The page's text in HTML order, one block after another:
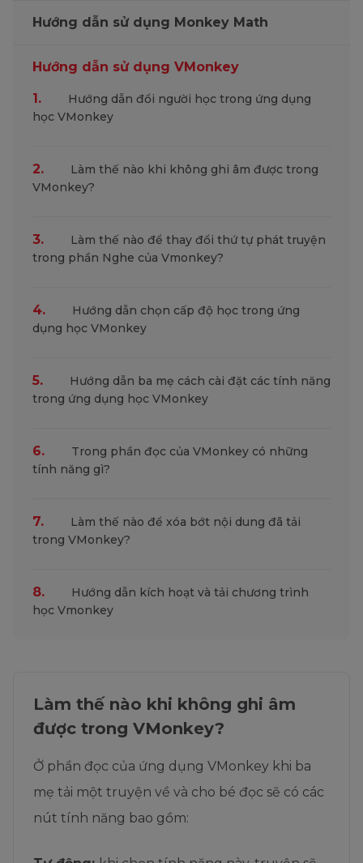
Hướng dẫn sử dụng Monkey Math
Hướng dẫn sử dụng VMonkey
1.
Hướng dẫn đổi người học trong ứng dụng
học VMonkey
2.
Làm thế nào khi không ghi âm được trong
VMonkey?
3.
Làm thế nào để thay đổi thứ tự phát truyện
trong phần Nghe của Vmonkey?
4.
Hướng dẫn chọn cấp độ học trong ứng
dụng học VMonkey
5.
Hướng dẫn ba mẹ cách cài đặt các tính năng
trong ứng dụng học VMonkey
6.
Trong phần đọc của VMonkey có những
tính năng gì?
7.
Làm thế nào để xóa bớt nội dung đã tải
trong VMonkey?
8.
Hướng dẫn kích hoạt và tải chương trình
học Vmonkey
Làm thế nào khi không ghi âm
được trong VMonkey?
Ở phần đọc của ứng dụng VMonkey khi ba
mẹ tải một truyện về và cho bé đọc sẽ có các
nút tính năng bao gồm: